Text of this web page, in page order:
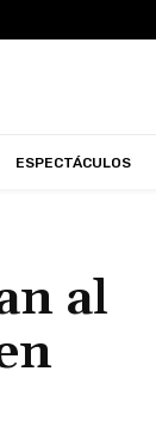
ESPECTÁCULOS
al